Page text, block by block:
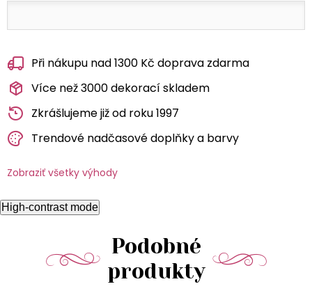
Při nákupu nad 1300 Kč doprava zdarma
Více než 3000 dekorací skladem
Zkrášlujeme již od roku 1997
Trendové nadčasové doplňky a barvy
Zobraziť všetky výhody
High-contrast mode
Podobné
produkty